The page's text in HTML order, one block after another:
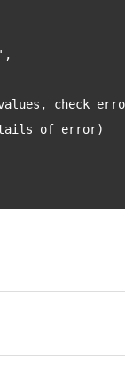
',
check
of error)